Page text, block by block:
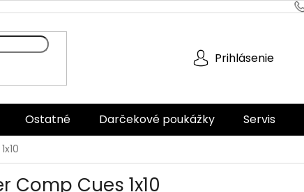
Prihlásenie
Ostatné Darčekové poukážky Servis
Comp Cues 1x10